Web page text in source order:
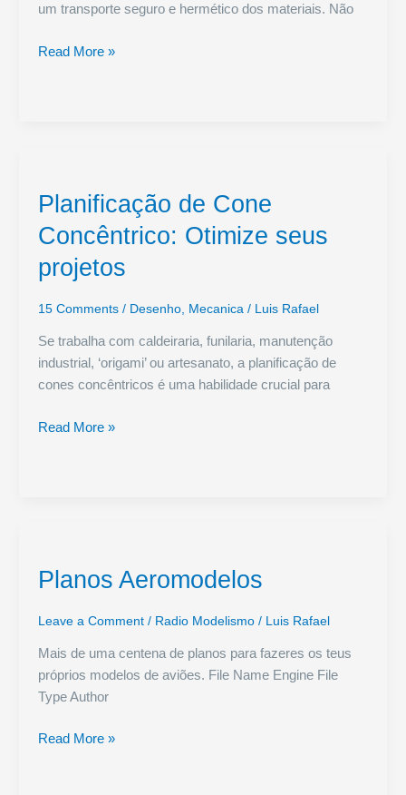
um transporte seguro e hermético dos materiais. Não
Planificação
Read More »
Planificação de Cone
Concêntrico: Otimize seus
projetos
15 Comments / Desenho, Mecanica/ Luis Rafael
Se trabalha com caldeiraria, funilaria, manutenção
industrial, ‘origami’ ou artesanato, a planificação de
cones concêntricos é uma habilidade crucial para
Planificação
Read More »
Planos Aeromodelos
Leave a Comment / Radio Modelismo/ Luis Rafael
Mais de uma centena de planos para fazeres os teus
próprios modelos de aviões. File Name Engine File
Type Author
Planos
Read More »